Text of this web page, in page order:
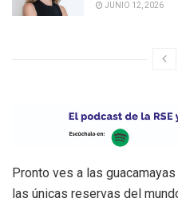
JUNIO 12, 2026
Pronto ves a las
las únicas reservas del